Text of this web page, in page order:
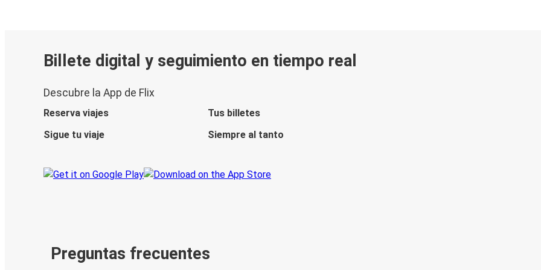
Billete digital y seguimiento en tiempo real
Descubre la App de Flix
Reserva viajes
Tus billetes
Sigue tu viaje
Siempre al tanto
Preguntas frecuentes